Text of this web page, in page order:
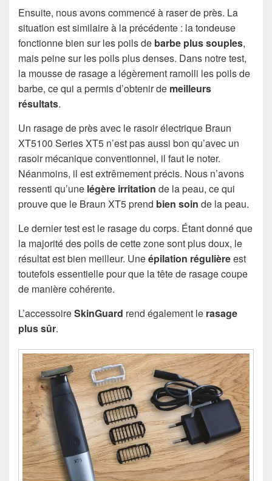
Ensuite, nous avons commencé à raser de près. La
situation est similaire à la précédente : la tondeuse
fonctionne bien sur les poils de barbe plus souples,
mais peine sur les poils plus denses. Dans notre test,
la mousse de rasage a légèrement ramolli les poils de
barbe, ce qui a permis d’obtenir de meilleurs
résultats.
Un rasage de près avec le rasoir électrique Braun
XT5100 Series XT5 n’est pas aussi bon qu’avec un
rasoir mécanique conventionnel, il faut le noter.
Néanmoins, il est extrêmement précis. Nous n’avons
ressenti qu’une légère irritation de la peau, ce qui
prouve que le Braun XT5 prend bien soin de la peau.
Le dernier test est le rasage du corps. Étant donné que
la majorité des poils de cette zone sont plus doux, le
résultat est bien meilleur. Uneépilation régulièreest
toutefois essentielle pour que la tête de rasage coupe
de manière cohérente.
L’accessoireSkinGuard rend également le rasage
plus sûr.